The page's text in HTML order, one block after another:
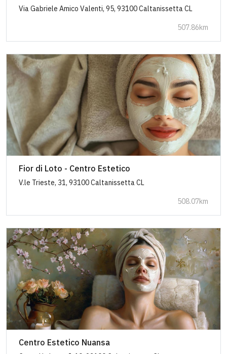
Via Gabriele Amico Valenti, 95, 93100 Caltanissetta CL
507.86km
Fior di Loto - Centro Estetico
V.le Trieste, 31, 93100 Caltanissetta CL
508.07km
Centro Estetico Nuansa